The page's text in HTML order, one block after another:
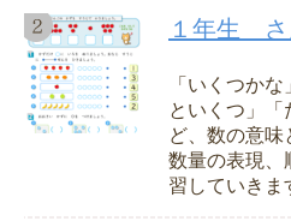
１年生 さ
「いくつか
といくつ」「
ど、数の意味
数量の表現、
習していきま